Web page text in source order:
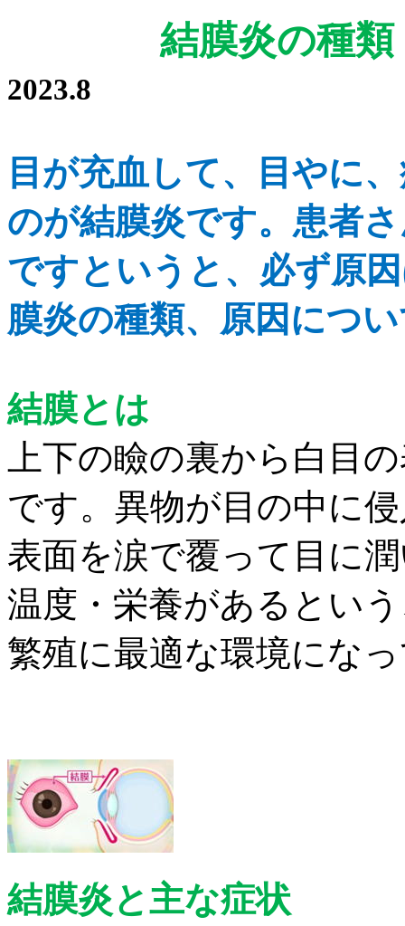
結膜炎
2023.8
目が充血して、目やに
のが結膜炎です。患者
ですという と、必ず原
膜炎の種類、原因につ
結膜とは
上下の瞼の裏から白目
です。異物が目の中に
表面を涙で覆って目に
温度・栄養があるとい
繁殖に最適な環境にな
結膜炎と主な症状